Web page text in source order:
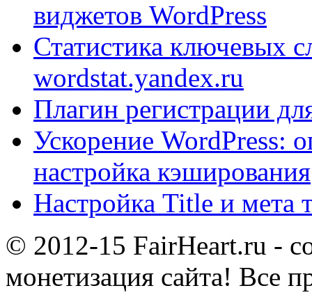
виджетов WordPress
Статистика ключевых
wordstat.yandex.ru
Плагин регистрации
Ускорение WordPress:
настройка кэширования
Настройка Title и мета
© 2012-15 FairHeart.ru -
монетизация сайта! Все